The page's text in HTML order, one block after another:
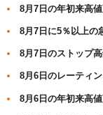
8月7日の年初来高
8月7日に5％以上の
8月7日のストップ
8月6日のレーティ
8月6日の年初来高